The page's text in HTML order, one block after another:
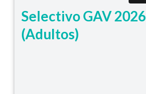
Selectivo GAV 2026
(Adultos)